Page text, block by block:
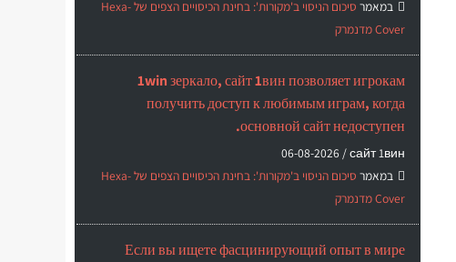
במאמר
סיכום הניסוי ב'מקורות': בחינת הכיסויים הצפים של Hexa-
Cover מדנמרק
1win зеркало, сайт 1вин позволяет игрокам
получить доступ к любимым играм, когда
основной сайт недоступен.
сайт 1вин /
06-08-2026
במאמר
סיכום הניסוי ב'מקורות': בחינת הכיסויים הצפים של Hexa-
Cover מדנמרק
Если вы ищете фасцинирующий опыт в мире